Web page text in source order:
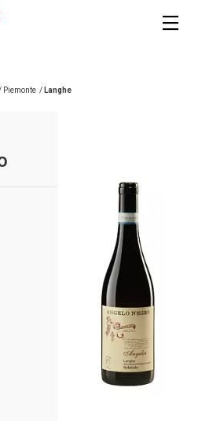
Piemonte / Langhe